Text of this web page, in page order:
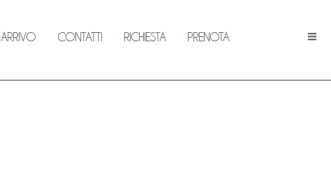
ARRIVO CONTATTI RICHIESTA PRENOTA